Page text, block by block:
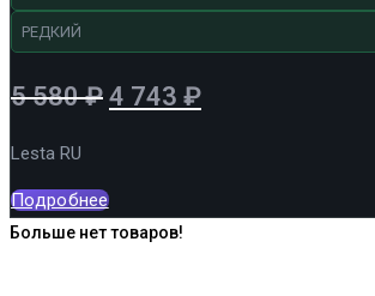
РЕДКИЙ
5 580₽ Первоначальная
5
580 ₽.
4 743 ₽Текущая
Lesta RU
Подробнее
Больше нет товаров!